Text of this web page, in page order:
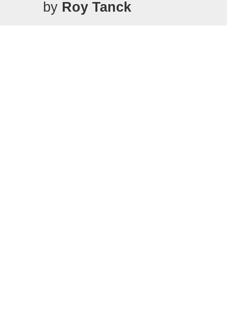
by Roy Tanck